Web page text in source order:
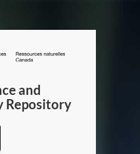
/
Canada
and
Repository